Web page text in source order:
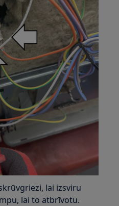
lai izsviru
lai to atbrīvotu.